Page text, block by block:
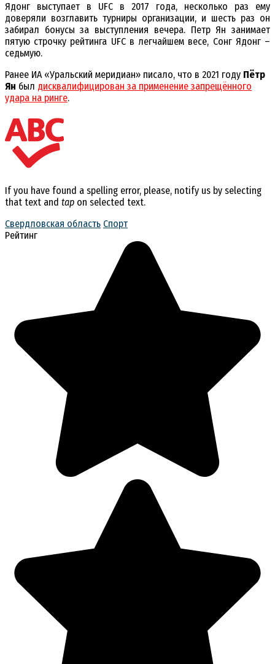
Ядонг выступает в UFC в 2017 года, несколько раз ему
доверяли возглавить турниры организации, и шесть раз он
забирал бонусы за выступления вечера. Петр Ян занимает
пятую строчку рейтинга UFC в легчайшем весе, Сонг Ядонг –
седьмую.
Ранее ИА «Уральский меридиан» писало, что в 2021 году Пётр
Ян был дисквалифицирован за применение запрещённого
удара на ринге.
If you have found a spelling error, please, notify us by selecting
that text and tap on selected text.
Свердловская область Спорт
Рейтинг